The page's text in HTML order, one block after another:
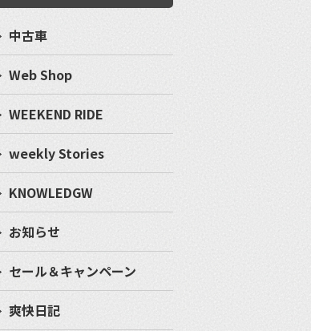
中古車
Web Shop
WEEKEND RIDE
weekly Stories
KNOWLEDGW
お知らせ
セール＆キャンペーン
爽快日記